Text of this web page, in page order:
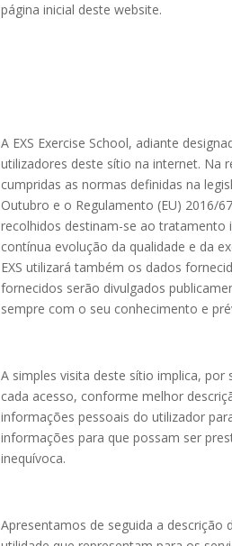
página inicial deste website.
A EXS Exercise School, adiante
utilizadores deste sítio na internet. Na
cumpridas as normas definidas na
Outubro e o Regulamento (EU) 2016/
recolhidos destinam-se ao
contínua evolução da qualidade e da
EXS utilizará também os dados
fornecidos serão divulgados
sempre com o seu conhecimento e
A simples visita deste sítio implica,
cada acesso, conforme melhor
informações pessoais do utilizador
informações para que possam ser
inequívoca.
Apresentamos de seguida a